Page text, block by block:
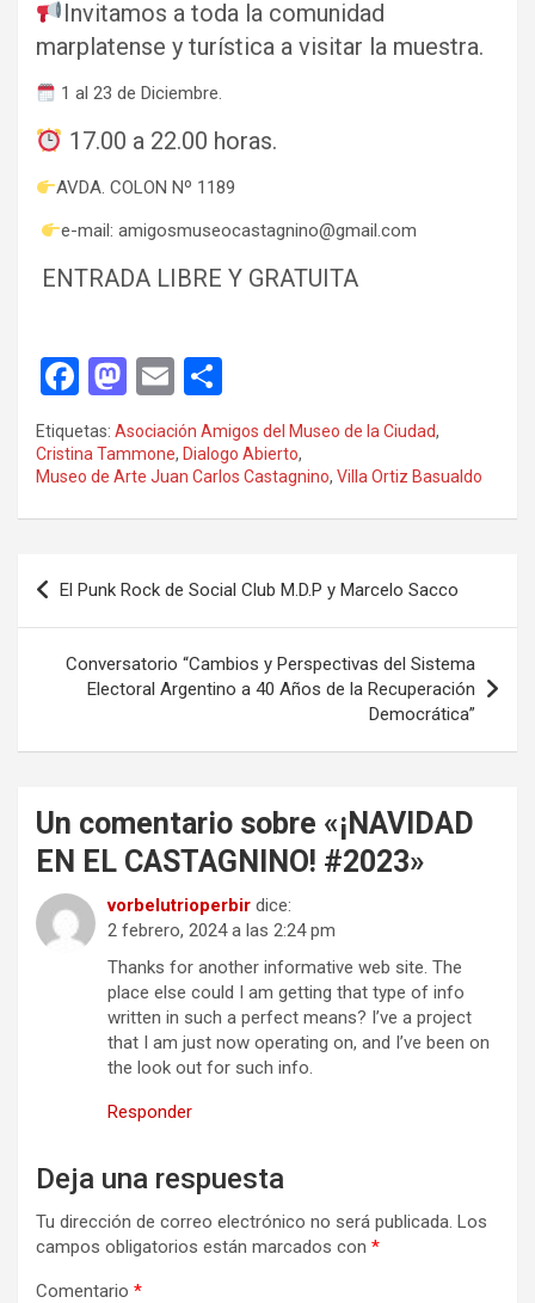
Invitamos a toda la comunidad
marplatense y turística a visitar la muestra.
1 al 23 de Diciembre.
17.00 a 22.00 horas.
AVDA. COLON Nº 1189
e-mail: amigosmuseocastagnino@gmail.com
ENTRADA LIBRE Y GRATUITA
F
a
ce
b
o
k
M
st
o
d
n
E
m
ail
o
m
p
ar
Etiquetas: Asociación Amigos del Museo de la Ciudad,
Cristina Tammone, Dialogo Abierto,
Museo de Arte Juan Carlos Castagnino, Villa Ortiz Basualdo
Navegación
de
entradas
El Punk Rock de Social Club M.D.P y Marcelo Sacco
Conversatorio “Cambios y Perspectivas del Sistema
Electoral Argentino a 40 Años de la Recuperación
Democrática”
Un comentario sobre «¡NAVIDAD
EN EL CASTAGNINO! #2023»
vorbelutrioperbir dice:
2 febrero, 2024 a las 2:24 pm
Thanks for another informative web site. The
place else could I am getting that type of info
written in such a perfect means? I’ve a project
that I am just now operating on, and I’ve been on
the look out for such info.
Responder
Deja una respuesta
Tu dirección de correo electrónico no será publicada. Los
campos obligatorios están marcados con *
Comentario *